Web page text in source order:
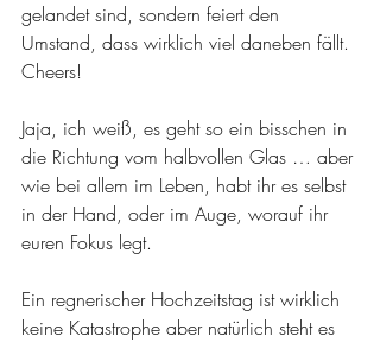
gelandet sind, sondern feiert den
Umstand, dass wirklich viel daneben fällt.
Cheers!
Jaja, ich weiß, es geht so ein bisschen in
die Richtung vom halbvollen Glas … aber
wie bei allem im Leben, habt ihr es selbst
in der Hand, oder im Auge, worauf ihr
euren Fokus legt.
Ein regnerischer Hochzeitstag ist wirklich
keine Katastrophe aber natürlich steht es